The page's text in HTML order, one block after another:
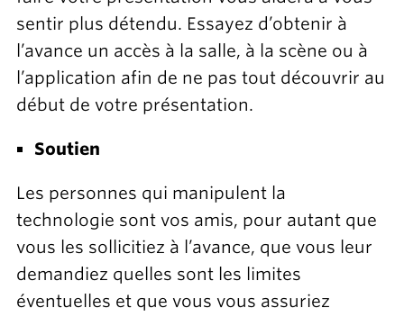
sentir plus détendu. Essayez d’obtenir à
l’avance un accès à la salle, à la scène ou à
l’application afin de ne pas tout découvrir au
début de votre présentation.
Soutien
Les personnes qui manipulent la
technologie sont vos amis, pour autant que
vous les sollicitiez à l’avance, que vous leur
demandiez quelles sont les limites
éventuelles et que vous vous assuriez